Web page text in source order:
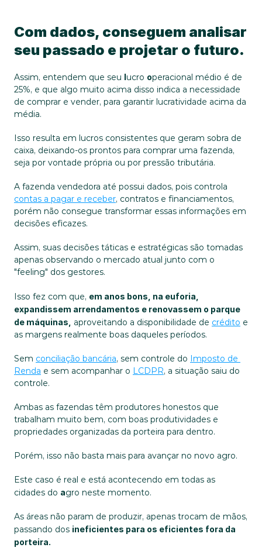
Com dados, conseguem analisar
seu passado e projetar o futuro.
Assim, entendem que seu lucro operacional médio é de
25%, e que algo muito acima disso indica a necessidade
de comprar e vender, para garantir lucratividade acima da
média.
Isso resulta em lucros consistentes que geram sobra de
caixa, deixando-os prontos para comprar uma fazenda,
seja por vontade própria ou por pressão tributária.
contas a pagar e receber, contratos e financiamentos,
porém não consegue transformar essas informações em
decisões eficazes.
Assim, suas decisões táticas e estratégicas são tomadas
apenas observando o mercado atual junto com o
"feeling" dos gestores.
Isso fez com que, em anos bons, na euforia,
expandissem arrendamentos e renovassem o parque
de máquinas,
aproveitando a disponibilidade de crédito e
as margens realmente boas daqueles períodos.
Sem conciliação bancária, sem controle do Imposto de
Renda e sem acompanhar o LCDPR, a situação saiu do
controle.
Ambas as fazendas têm produtores honestos que
trabalham muito bem, com boas produtividades e
propriedades organizadas da porteira para dentro.
Porém, isso não basta mais para avançar no novo agro.
Este caso é real e está acontecendo em todas as
cidades do agro neste momento.
As áreas não param de produzir, apenas trocam de mãos,
passando dos ineficientes para os eficientes fora da
porteira.